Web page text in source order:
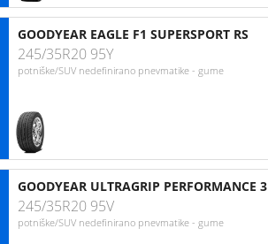
GOODYEAR EAGLE F1 SUPERSPORT RS
245/35R20 95Y
potniške/SUV nedefinirano pnevmatike - gume
GOODYEAR ULTRAGRIP PERFORMANCE 3
245/35R20 95V
potniške/SUV nedefinirano pnevmatike - gume